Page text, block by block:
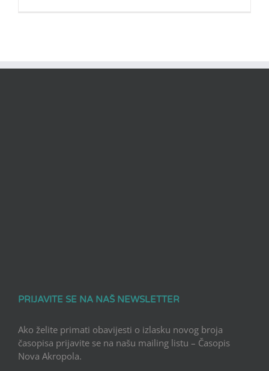
PRIJAVITE SE NA NAŠ NEWSLETTER
Ako želite primati obavijesti o izlasku novog broja
časopisa prijavite se na našu mailing listu – Časopis
Nova Akropola.